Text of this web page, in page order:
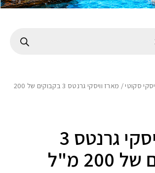
סקוטי
/ מארז וויסקי גרנטס 3 בקבוקים של 200
מארז וויסקי גרנטס 3
מ"ל